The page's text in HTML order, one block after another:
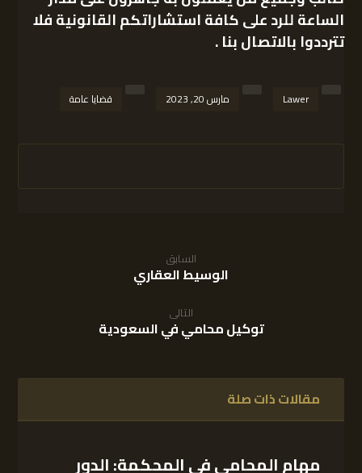
الساعة للرد على كافة استشاراتكم القانونية فلا
تترددوا بالاتصال بنا .
Lawer مارس 20, 2023 قضايا عامة
السابق
الوسيط العقاري
التالى
توكيل محامي في السعودية
مقالات ذات صلة
مهام المحامي في المحكمة: الدور